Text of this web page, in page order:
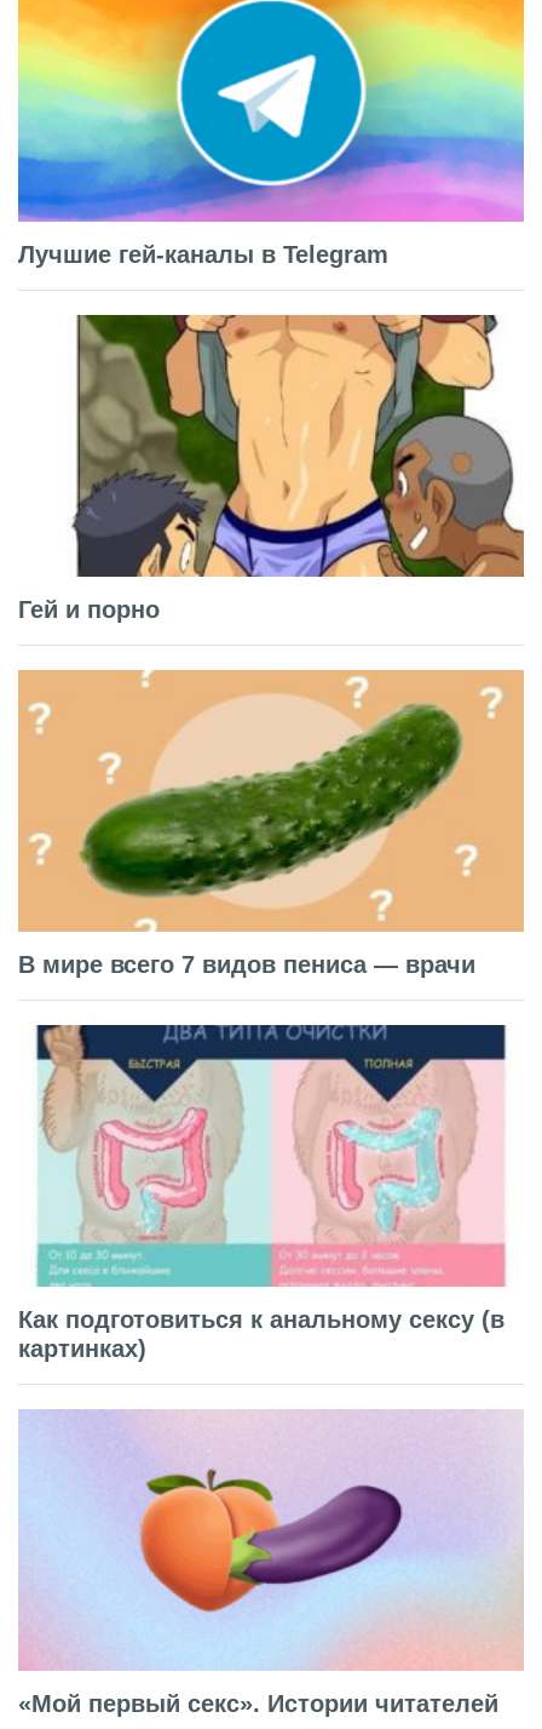
Лучшие гей-каналы в Telegram
Гей и порно
В мире всего 7 видов пениса — врачи
Как подготовиться к анальному сексу (в
картинках)
«Мой первый секс». Истории читателей